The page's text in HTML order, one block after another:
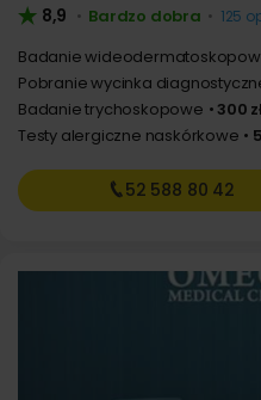
8,9 • Bardzo dobra • 125
Badanie
Pobranie wycinka
Badanie trychoskopowe
300
Testy alergiczne naskórkowe
52 588 80 42